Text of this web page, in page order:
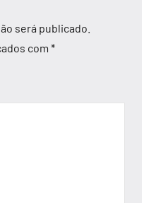
será publicado.
com *